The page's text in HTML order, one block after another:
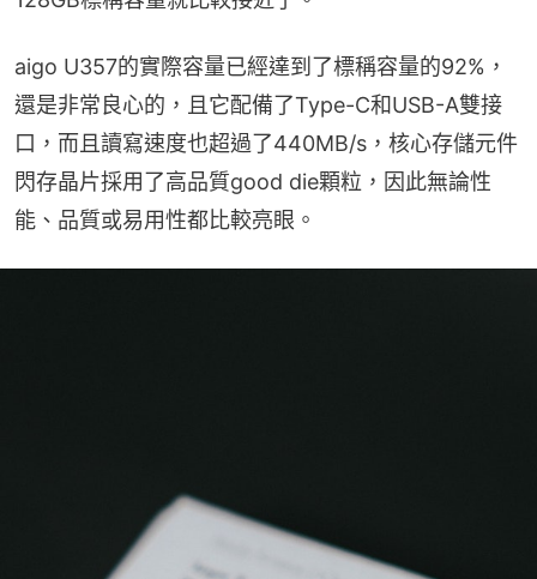
aigo U357的實際容量已經達到了標稱容量的92%，
還是非常良心的，且它配備了Type-C和USB-A雙接
口，而且讀寫速度也超過了440MB/s，核心存儲元件
閃存晶片採用了高品質good die顆粒，因此無論性
能、品質或易用性都比較亮眼。